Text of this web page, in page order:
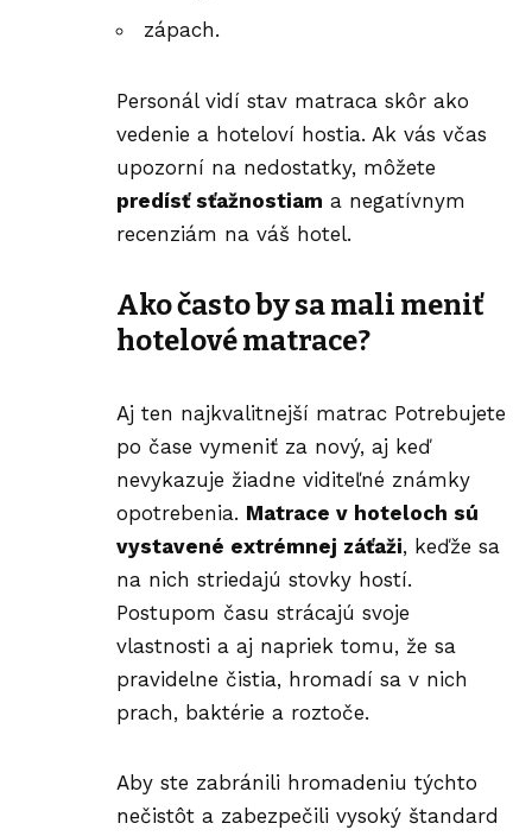
zápach.
Personál vidí stav matraca skôr ako
vedenie a hoteloví hostia. Ak vás včas
upozorní na nedostatky, môžete
predísť sťažnostiam a negatívnym
recenziám na váš hotel.
Ako často by sa mali meniť
hotelové matrace?
Aj ten najkvalitnejší matrac Potrebujete
po čase vymeniť za nový, aj keď
nevykazuje žiadne viditeľné známky
opotrebenia. Matrace v hoteloch sú
vystavené extrémnej záťaži, keďže sa
na nich striedajú stovky hostí.
Postupom času strácajú svoje
vlastnosti a aj napriek tomu, že sa
pravidelne čistia, hromadí sa v nich
prach, baktérie a roztoče.
Aby ste zabránili hromadeniu týchto
nečistôt a zabezpečili vysoký štandard